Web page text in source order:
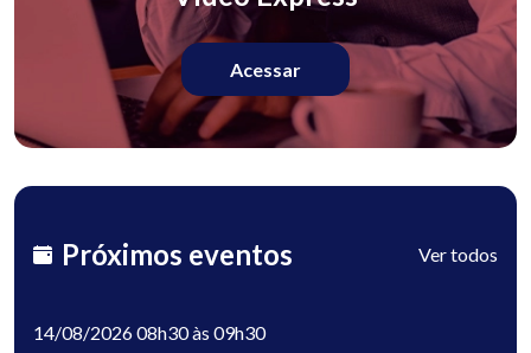
Acessar
Próximos eventos Ver todos
14/08/2026 08h30 às 09h30